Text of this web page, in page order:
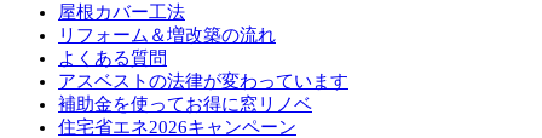
屋根カバー工法
リフォーム＆増改築の流れ
よくある質問
アスベストの法律が変わっています
補助金を使ってお得に窓リノベ
住宅省エネ2026キャンペーン